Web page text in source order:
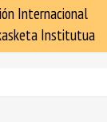
Internacional
Institutua